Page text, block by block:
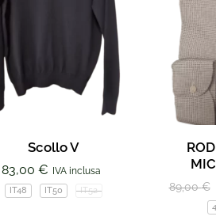
Scollo V
83,00 € IVA inclusa
IT48 IT50 IT52 89,00€